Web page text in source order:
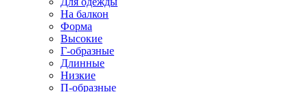
На балкон
Форма
Высокие
Г-образные
Длинные
Низкие
П-образные